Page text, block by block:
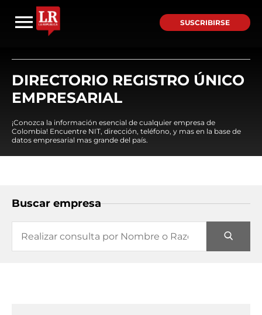
SUSCRIBIRSE
DIRECTORIO REGISTRO ÚNICO
EMPRESARIAL
¡Conozca la información esencial de cualquier empresa de
Colombia! Encuentre NIT, dirección, teléfono, y mas en la base de
datos empresarial mas grande del país.
Buscar empresa